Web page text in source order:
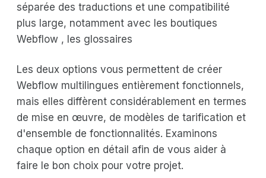
séparée des traductions et une compatibilité
plus large, notamment avec les boutiques
Webflow , les glossaires
Les deux options vous permettent de créer
Webflow multilingues entièrement fonctionnels,
mais elles diffèrent considérablement en termes
de mise en œuvre, de modèles de tarification et
d'ensemble de fonctionnalités. Examinons
chaque option en détail afin de vous aider à
faire le bon choix pour votre projet.